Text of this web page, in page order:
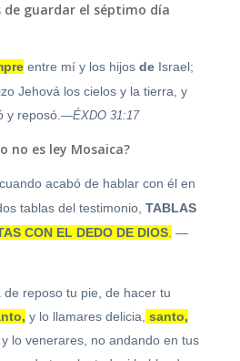
de guardar el séptimo día
entre mí y los hijos deIsrael;
Jehová los cielos y la tierra, y
y reposó. —ÉXDO 31:17
no es ley Mosaica?
cuando acabó de hablar con él en
tablas del testimonio, TABLAS
CON EL DEDO DE DIOS. —
reposo tu pie, de hacer tu
y lo llamares delicia, santo,
y lo venerares, no andando en tus